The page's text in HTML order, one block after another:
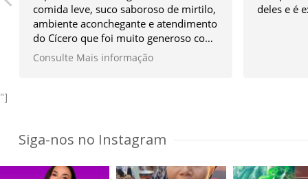
comida leve, suco saboroso de mirtilo,
ambiente aconchegante e atendimento
do Cícero que foi muito generoso com
os itens do seu quintal e simpático
Consulte Mais informação
deles e é
"]
Siga-nos no Instagram